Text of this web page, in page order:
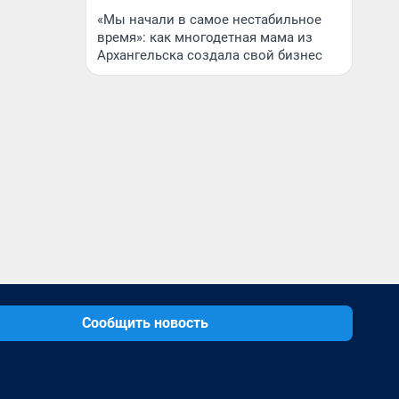
«Мы начали в самое нестабильное
время»: как многодетная мама из
Архангельска создала свой бизнес
Сообщить новость